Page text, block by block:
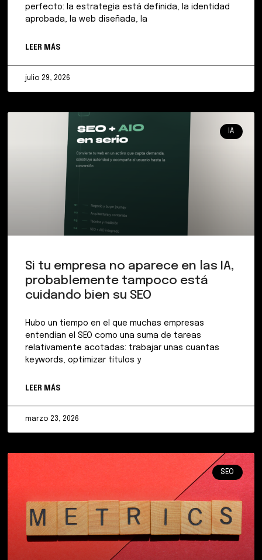
perfecto: la estrategia está definida, la identidad
aprobada, la web diseñada, la
LEER MÁS
julio 29, 2026
IA
Si tu empresa no aparece en las IA,
probablemente tampoco está
cuidando bien su SEO
Hubo un tiempo en el que muchas empresas
entendían el SEO como una suma de tareas
relativamente acotadas: trabajar unas cuantas
keywords, optimizar títulos y
LEER MÁS
marzo 23, 2026
SEO